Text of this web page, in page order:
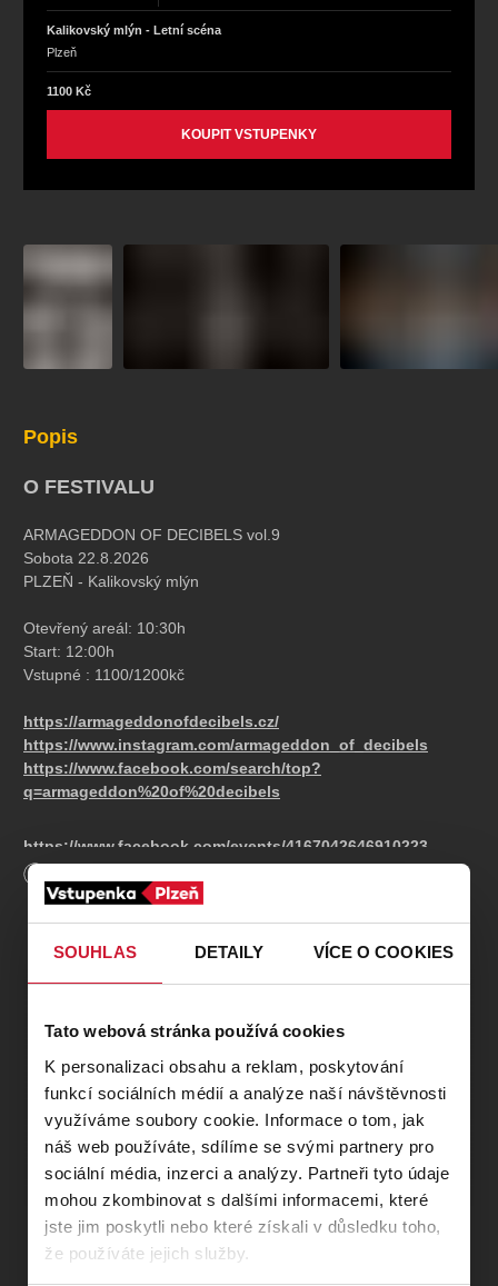
SOUHLAS DETAILY VÍCE O COOKIES
Tato webová stránka používá cookies
K personalizaci obsahu a reklam, poskytování
funkcí sociálních médií a analýze naší návštěvnosti
využíváme soubory cookie. Informace o tom, jak
náš web používáte, sdílíme se svými partnery pro
sociální média, inzerci a analýzy. Partneři tyto údaje
mohou zkombinovat s dalšími informacemi, které
jste jim poskytli nebo které získali v důsledku toho,
že používáte jejich služby.
Kalikovský mlýn - Letní scéna
Plzeň
1100 Kč
KOUPIT VSTUPENKY
Popis
O FESTIVALU
ARMAGEDDON OF DECIBELS vol.9
Sobota 22.8.2026
PLZEŇ - Kalikovský mlýn
Otevřený areál: 10:30h
Start: 12:00h
Vstupné : 1100/1200kč
https://armageddonofdecibels.cz/
https://www.instagram.com/armageddon_of_decibels
https://www.facebook.com/search/top?
q=armageddon%20of%20decibels
https://www.facebook.com/events/4167042646910223
NARGAROTH - Black metalová legenda (Německo)
XIII STOLETÍ - Gothic rock (CZ)
THRON - Black metal (Německo)
BATTLECRUISER - Thrash metal (CZ)
KRUSADIST - Death thrash metal (CZ)
Již 9. ročník open air festivalu Armageddon Of Decibels
se odehraje opět předposlední srpnovou sobotu a samozřejmě
na stejném místě, to jest v krásném areálu Kalikovského mlýna
https://kalikovskymlyn.cz/
Startujeme jak jinak, úderem poledne, takže přesně ve 12:00h.
Brány areálu se vám otevřou v 10:30h.
O nadupaný luxusní zvuk, světla a efekty se opět postarají tak